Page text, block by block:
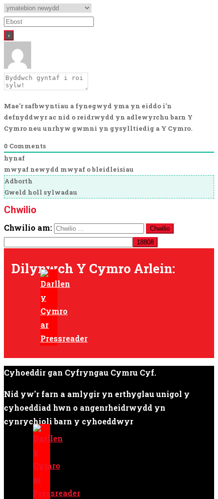
Mae'r safbwyntiau a fynegwyd yma yn eiddo i'n
defnyddwyr ac nid o reidrwydd yn adlewyrchu barn Y
Cymro neu unrhyw gwmni yn gysylltiedig a Y Cymro.
0 Comments
hynaf
mwyaf newydd mwyaf o bleidleisiau
Adborth
Gweld holl sylwadau
Chwilio
Chwilio am:
Dilynwch Y Cymro Arlein:
Cyhoeddir gan Cyfryngau Cymru Cyf.
Nid yw'r farn a amlygir yn erthyglau unigol y
cyhoeddiad hwn o angenrheidrwydd yn
cynrychioli barn y cyhoeddwyr